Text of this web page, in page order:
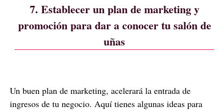
7. Establecer un plan de marketing y
promoción para dar a conocer tu salón de
uñas
Un buen plan de marketing, acelerará la entrada de
ingresos de tu negocio. Aquí tienes algunas ideas para